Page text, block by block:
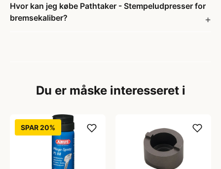
Hvor kan jeg købe Pathtaker - Stempeludpresser for
bremsekaliber?
Du er måske interesseret i
SPAR 20%